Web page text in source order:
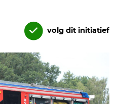
volg dit initiatief